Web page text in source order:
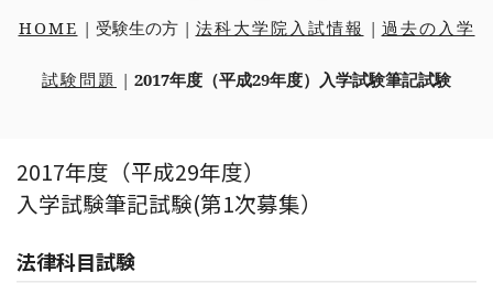
問い合わせ先
受験生の方まとめ
法学部
各種取り組み
学生の国際交流
HOME | 受験生の方 | 法科大学院入試情報 | 過去の入学
試験問題 | 2017年度（平成29年度）入学試験筆記試験
2017年度（平成29年度）
入学試験筆記試験(第1次募集）
法律科目試験